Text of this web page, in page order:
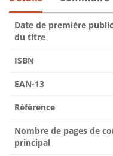
Date de première
du titre
ISBN
EAN-13
Référence
Nombre de pages de
principal